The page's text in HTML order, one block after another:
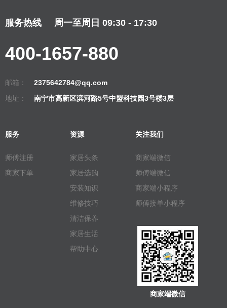
服务热线 周一至周日 09:30 - 17:30
400-1657-880
邮箱：
2375642784@qq.com
地址：
南宁市高新区滨河路5号中盟科技园3号楼3层
服务
师傅注册
商家下单
资源
家居头条
家居选购
安装知识
维修技巧
清洁保养
家居生活
帮助中心
关注我们
商家端微信
师傅端微信
商家端小程序
师傅接单小程序
商家端微信